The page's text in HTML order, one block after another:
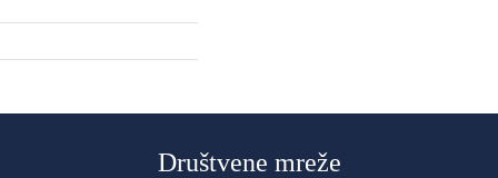
Društvene mreže